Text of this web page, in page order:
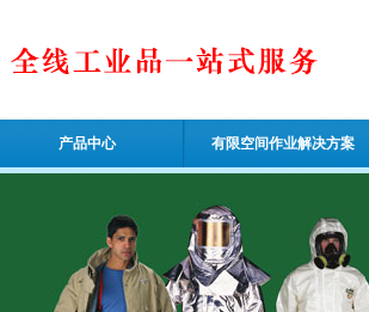
产品中心 有限空间作业解决方案